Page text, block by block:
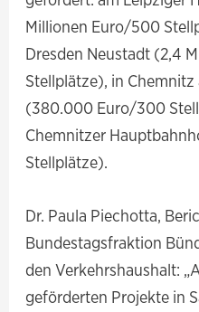
Millionen Euro/500
Dresden Neustadt (2,4
Stellplätze), in
(380.000 Euro/300
Chemnitzer
Stellplätze).
Dr. Paula Piechotta,
Bundestagsfraktion
den Verkehrshaushalt:
geförderten Projekte in